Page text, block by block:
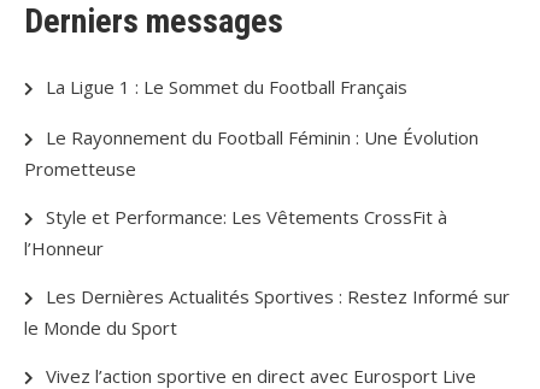
Derniers messages
La Ligue 1 : Le Sommet du Football Français
Le Rayonnement du Football Féminin : Une Évolution
Prometteuse
Style et Performance: Les Vêtements CrossFit à
l’Honneur
Les Dernières Actualités Sportives : Restez Informé sur
le Monde du Sport
Vivez l’action sportive en direct avec Eurosport Live